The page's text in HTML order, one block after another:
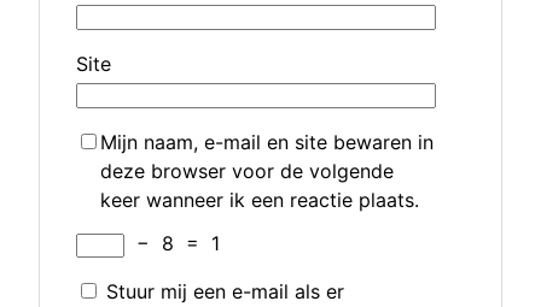
Site
Mijn naam, e-mail en site bewaren in
deze browser voor de volgende
keer wanneer ik een reactie plaats.
−
8 =
1
Stuur mij een e-mail als er